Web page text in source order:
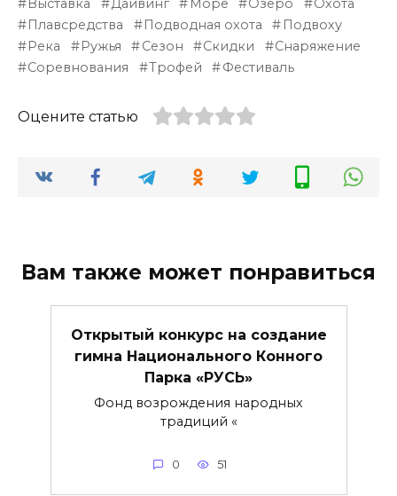
Выставка
Дайвинг Море Озеро
Охота
Плавсредства
Подводная охота
Подвоху
Река
Ружья Сезон Скидки
Снаряжение
Соревнования
Трофей Фестиваль
Оцените статью
Вам также может понравиться
Открытый конкурс на создание
гимна Национального Конного
Парка «РУСЬ»
Фонд возрождения народных
традиций «
0 51